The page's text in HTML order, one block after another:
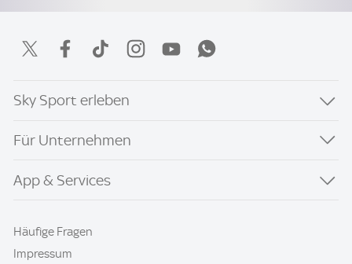
Sky Sport erleben
Für Unternehmen
App & Services
Häufige Fragen
Impressum